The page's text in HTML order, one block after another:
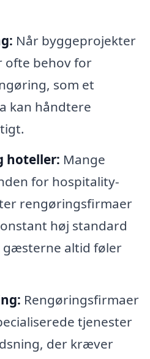
Når byggeprojekter
ofte behov for
som et
kan håndtere
hoteller: Mange
for hospitality-
rengøringsfirmaer
høj standard
gæsterne altid føler
Rengøringsfirmaer
tjenester
der kræver